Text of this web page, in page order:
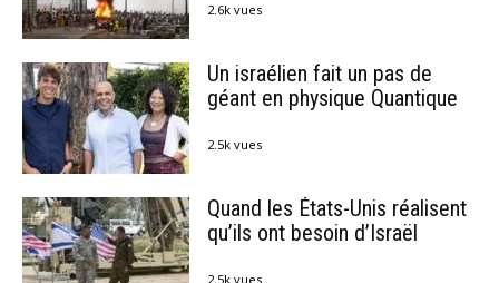
2.6k vues
Un israélien fait un pas de
géant en physique Quantique
2.5k vues
Quand les États-Unis réalisent
qu’ils ont besoin d’Israël
2.5k vues